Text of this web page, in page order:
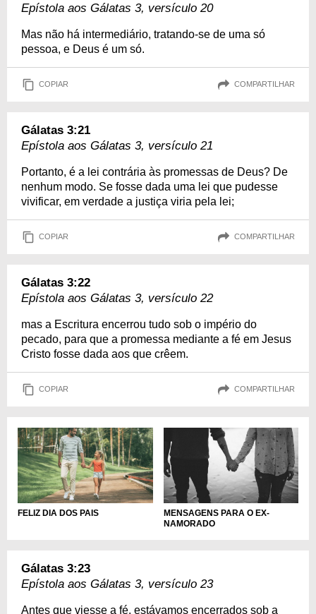
Epístola aos Gálatas 3, versículo 20
Mas não há intermediário, tratando-se de uma só
pessoa, e Deus é um só.
COPIAR COMPARTILHAR
Gálatas 3:21
Epístola aos Gálatas 3, versículo 21
Portanto, é a lei contrária às promessas de Deus? De
nenhum modo. Se fosse dada uma lei que pudesse
vivificar, em verdade a justiça viria pela lei;
COPIAR COMPARTILHAR
Gálatas 3:22
Epístola aos Gálatas 3, versículo 22
mas a Escritura encerrou tudo sob o império do
pecado, para que a promessa mediante a fé em Jesus
Cristo fosse dada aos que crêem.
COPIAR COMPARTILHAR
FELIZ DIA DOS PAIS
MENSAGENS PARA O EX-
NAMORADO
Gálatas 3:23
Epístola aos Gálatas 3, versículo 23
Antes que viesse a fé, estávamos encerrados sob a